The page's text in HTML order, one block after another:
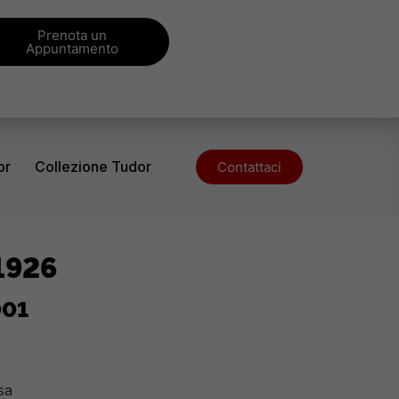
Prenota un
Appuntamento
Collezione Tudor Contattaci